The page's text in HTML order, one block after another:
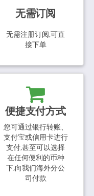
无需订阅
无需注册订阅,可直
接下单
便捷支付方式
您可通过银行转账、
支付宝或信用卡进行
支付,甚至可以选择
在任何便利的币种
下,向我们海外分公
司付款